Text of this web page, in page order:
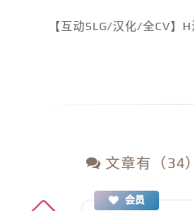
【互动SLG/汉化/全CV】
文章有（34
会员